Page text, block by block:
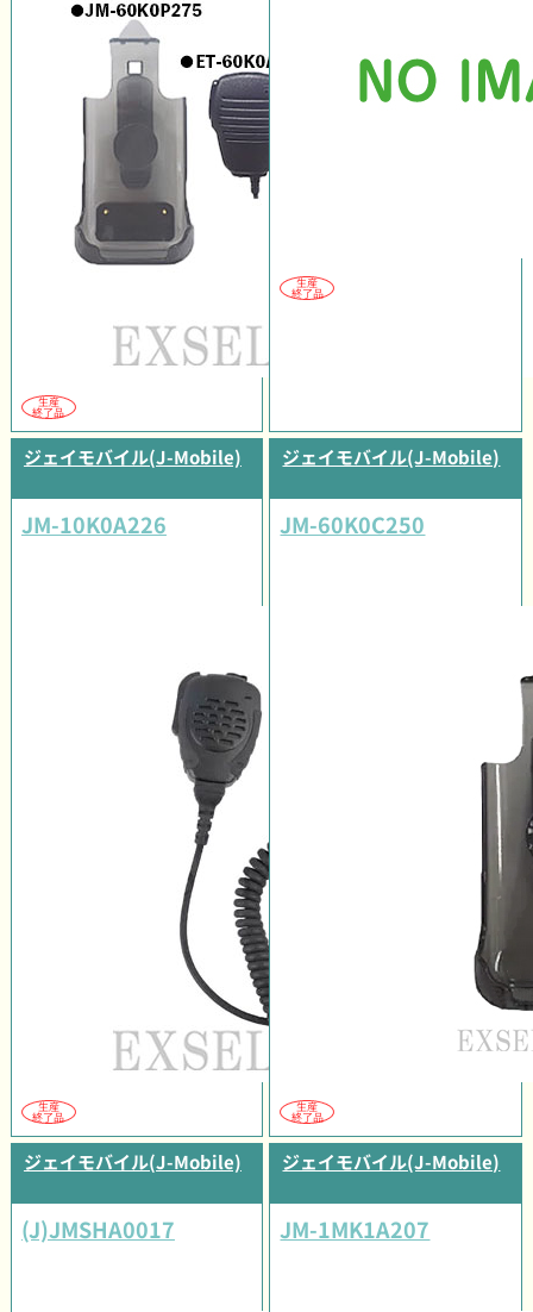
生産
終了品
生産
終了品
ジェイモバイル(J-Mobile)
JM-10K0A226
生産
終了品
ジェイモバイル(J-Mobile)
JM-60K0C250
生産
終了品
ジェイモバイル(J-Mobile)
(J)JMSHA0017
ジェイモバイル(J-Mobile)
JM-1MK1A207